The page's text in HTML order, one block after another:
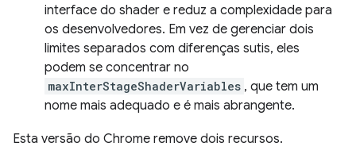
interface do shader e reduz a complexidade para
os desenvolvedores. Em vez de gerenciar dois
limites separados com diferenças sutis, eles
podem se concentrar no
maxInterStageShaderVariables , que tem um
nome mais adequado e é mais abrangente.
Esta versão do Chrome remove dois recursos.